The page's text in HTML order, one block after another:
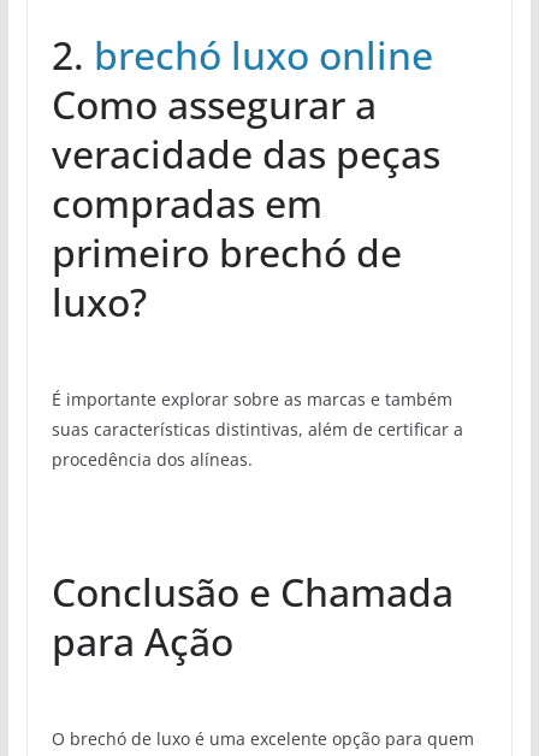
2. brechó luxo online
Como assegurar a
veracidade das peças
compradas em
primeiro brechó de
luxo?
É importante explorar sobre as marcas e também
suas características distintivas, além de certificar a
procedência dos alíneas.
Conclusão e Chamada
para Ação
O brechó de luxo é uma excelente opção para quem